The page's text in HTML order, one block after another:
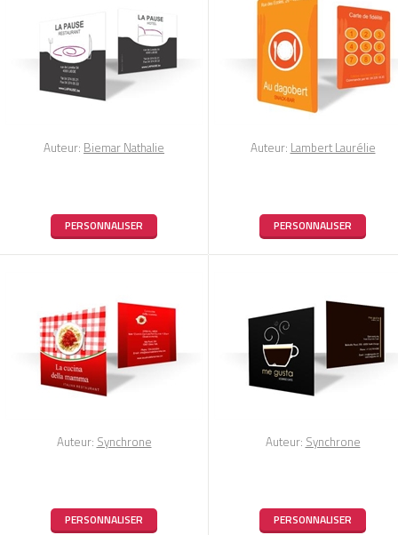
Auteur: Biemar Nathalie
PERSONNALISER
Auteur: Lambert Laurélie
PERSONNALISER
Auteur: Synchrone
PERSONNALISER
Auteur: Synchrone
PERSONNALISER